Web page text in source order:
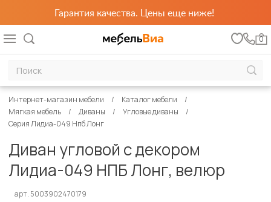
Гарантия качества. Цены еще ниже!
0
Интернет-магазин мебели
Каталог мебели
Мягкая мебель
Диваны
Угловые диваны
Серия Лидиа-049 Нпб Лонг
Диван угловой с декором
Лидиа-049 НПБ Лонг, велюр
арт. 5003902470179